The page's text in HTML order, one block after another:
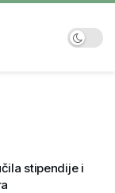
stipendije i